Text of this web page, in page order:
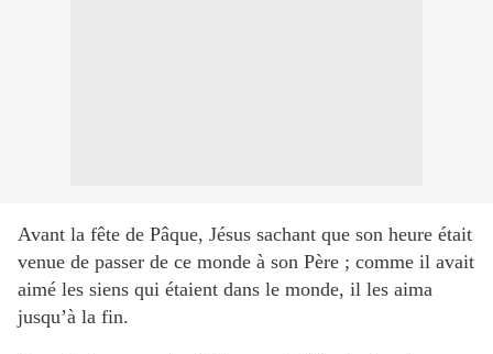
Avant la fête de Pâque, Jésus sachant que son heure était
venue de passer de ce monde à son Père ; comme il avait
aimé les siens qui étaient dans le monde, il les aima
jusqu’à la fin.